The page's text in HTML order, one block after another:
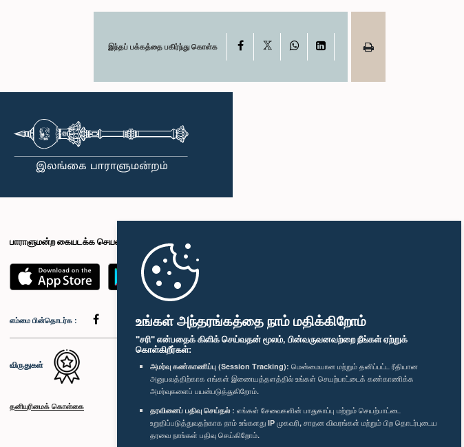
உங்கள் அந்தரங்கத்தை நாம் மதிக்கிறோம்
"சரி" என்பதைக் கிளிக் செய்வதன் மூலம், பின்வருவனவற்றை நீங்கள் ஏற்றுக்
கொள்கிறீர்கள்:
அமர்வு கண்காணிப்பு (Session Tracking): மென்மையான மற்றும் தனிப்பட்ட ரீதியான
அனுபவத்திற்காக எங்கள் இணையத்தளத்தில் உங்கள் செயற்பாட்டைக் கண்காணிக்க
அமர்வுகளைப் பயன்படுத்துகிறோம்.
தரவினைப் பதிவு செய்தல் : எங்கள் சேவைகளின் பாதுகாப்பு மற்றும் செயற்பாட்டை
உறுதிப்படுத்துவதற்காக நாம் உங்களது IP முகவரி, சாதன விவரங்கள் மற்றும் பிற தொடர்புடைய
தரவை நாங்கள் பதிவு செய்கிறோம்.
இந்தப் பக்கத்தை பகிர்ந்து கொள்க Facebook WhatsAppLinkedIn
பாராளுமன்ற கையடக்க செயலி
எம்மை பின்தொடர்க :
விருதுகள்
தனியுரிமைக் கொள்கை